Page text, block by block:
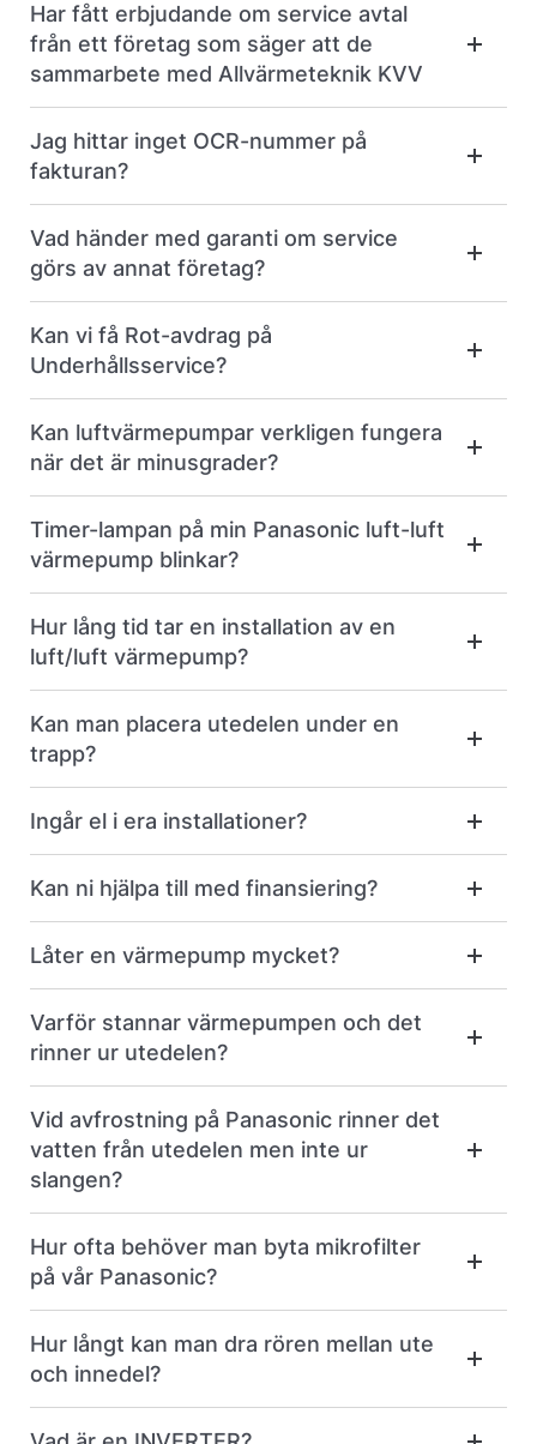
Har fått erbjudande om service avtal
från ett företag som säger att de
sammarbete med Allvärmeteknik KVV
Jag hittar inget OCR-nummer på
fakturan?
Vad händer med garanti om service
görs av annat företag?
Kan vi få Rot-avdrag på
Underhållsservice?
Kan luftvärmepumpar verkligen fungera
när det är minusgrader?
Timer-lampan på min Panasonic luft-luft
värmepump blinkar?
Hur lång tid tar en installation av en
luft/luft värmepump?
Kan man placera utedelen under en
trapp?
Ingår el i era installationer?
Kan ni hjälpa till med finansiering?
Låter en värmepump mycket?
Varför stannar värmepumpen och det
rinner ur utedelen?
Vid avfrostning på Panasonic rinner det
vatten från utedelen men inte ur
slangen?
Hur ofta behöver man byta mikrofilter
på vår Panasonic?
Hur långt kan man dra rören mellan ute
och innedel?